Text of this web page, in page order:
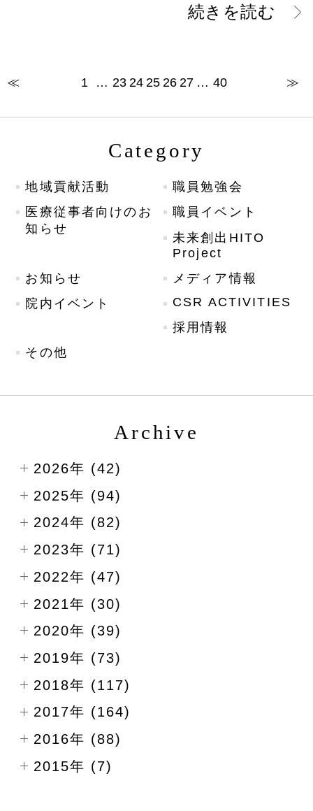
続きを読む
≪ 1 … 23 24 25 26 27 … 40 ≫
Category
地域貢献活動
職員勉強会
医療従事者向けのお
知らせ
職員イベント
未来創出HITO
Project
お知らせ
メディア情報
院内イベント
CSR ACTIVITIES
採用情報
その他
Archive
2026年 (42)
2025年 (94)
2024年 (82)
2023年 (71)
2022年 (47)
2021年 (30)
2020年 (39)
2019年 (73)
2018年 (117)
2017年 (164)
2016年 (88)
2015年 (7)